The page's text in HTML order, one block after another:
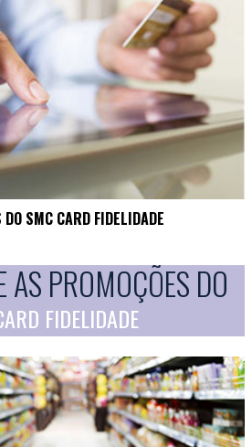
DO SMC CARD FIDELIDADE
AS PROMOÇÕES DO
FIDELIDADE